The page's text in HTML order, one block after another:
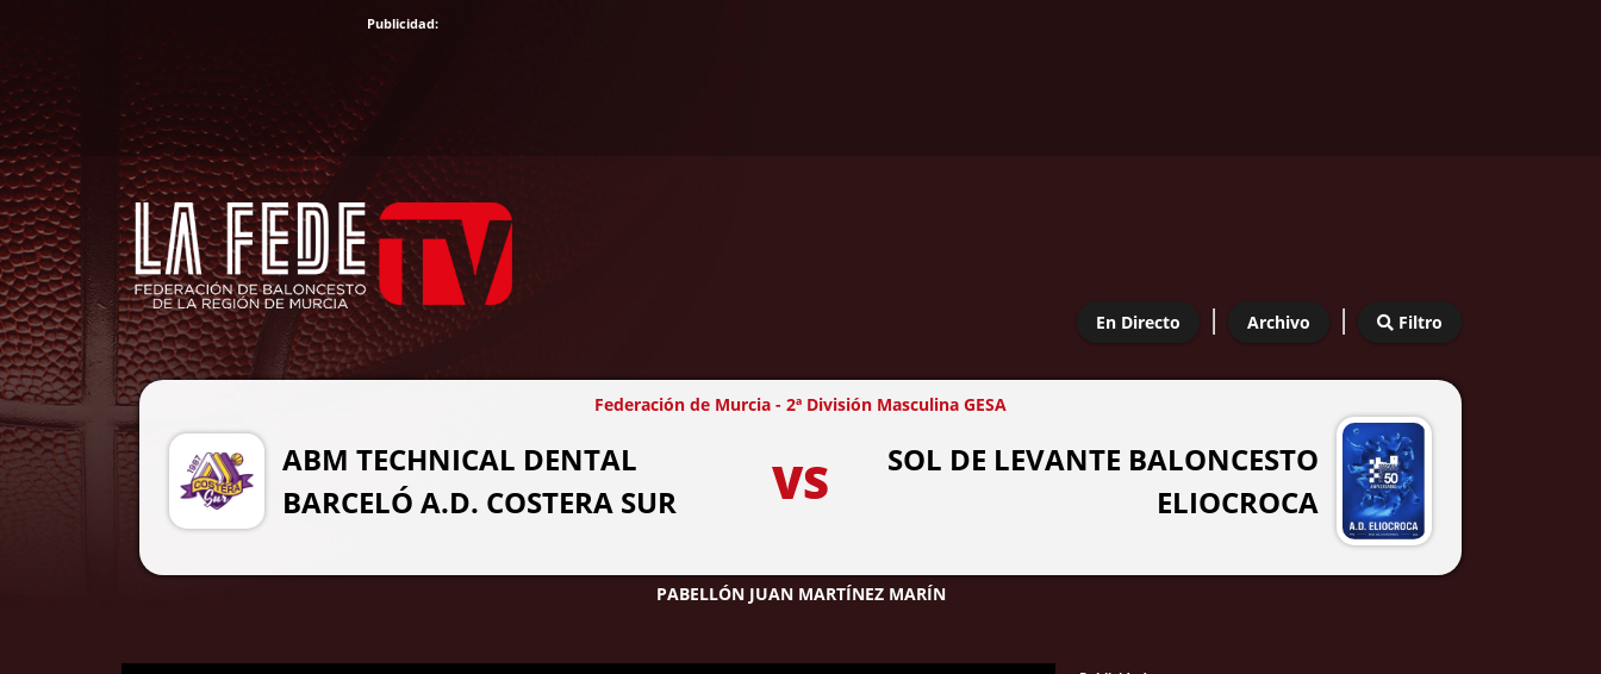
En Directo | Archivo | Filtro
Federación de Murcia - 2ª División Masculina GESA
ABM TECHNICAL DENTAL
BARCELÓ A.D. COSTERA SUR
VS
SOL DE LEVANTE BALONCESTO
ELIOCROCA
PABELLÓN JUAN MARTÍNEZ MARÍN